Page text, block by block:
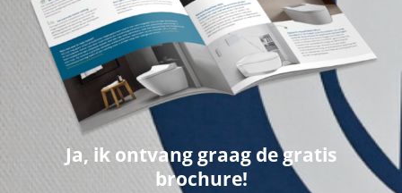
Ja, ik ontvang graag de gratis
brochure!